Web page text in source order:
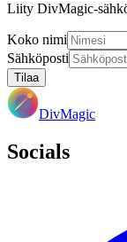
Liity DivMagic-
Koko nimi
Sähköposti
Tilaa
DivMagic
Socials